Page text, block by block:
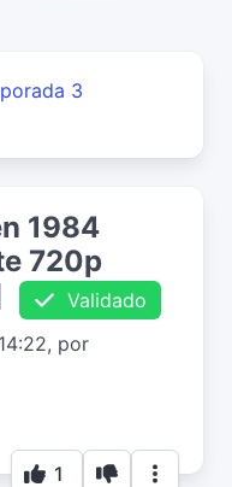
3
1984
720p
Validado
por
1